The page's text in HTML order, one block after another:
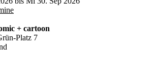
+ cartoon
Platz 7